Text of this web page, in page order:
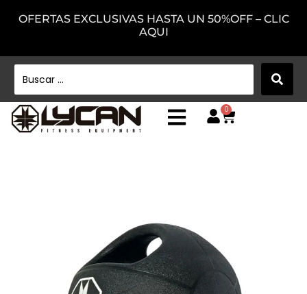
OFERTAS EXCLUSIVAS HASTA UN 50%OFF – CLIC
AQUI
0